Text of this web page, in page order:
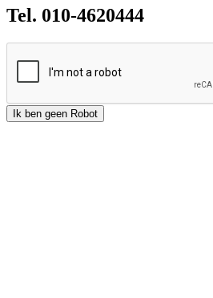
Tel. 010-4620444